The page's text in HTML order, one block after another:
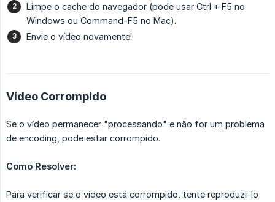
Limpe o cache do navegador (pode usar Ctrl + F5 no
Windows ou Command-F5 no Mac).
Envie o vídeo novamente!
Vídeo Corrompido
Se o vídeo permanecer "processando" e não for um problema
de encoding, pode estar corrompido.
Como Resolver:
Para verificar se o vídeo está corrompido, tente reproduzi-lo